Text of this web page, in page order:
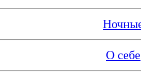
О себе